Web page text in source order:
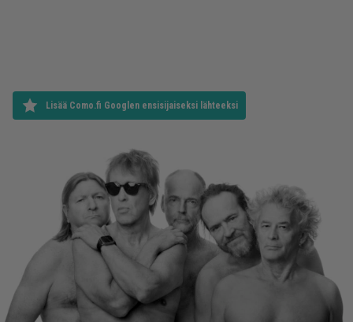
Lisää Como.fi Googlen ensisijaiseksi lähteeksi